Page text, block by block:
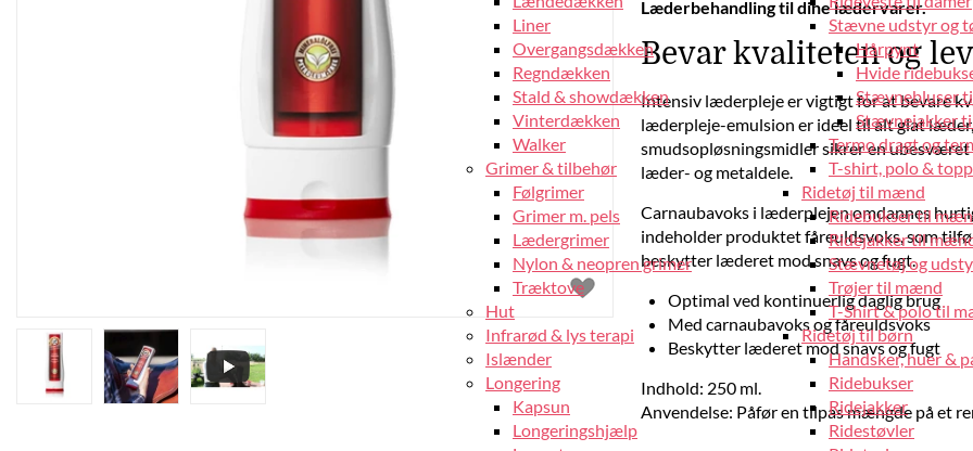
Liner
Overgangsdækken
Regndækken
Stald & showdækken
Vinterdækken
Walker
Grimer & tilbehør
Følgrimer
Grimer m. pels
Lædergrimer
Nylon & neopren grimer
Træktove
Hut
Infrarød & lys terapi
Islænder
Longering
Kapsun
Longeringshjælp
Stævne udstyr og
Hårpynt
Hvide
Stævnebluser
Stævnejakker
Termo dragt og
T-shirt, polo &
Ridetøj til mænd
Ridebukser til
Ridejakker til
Stævnetøj og
Trøjer til mænd
T-Shirt & polo til
Ridetøj til børn
Handsker, huer &
Ridebukser
Ridejakker
Ridestøvler
Læderbehandling til dine lædervarer.
Bevar kvaliteten og
Intensiv læderpleje er vigtigt for at bevare
læderpleje-emulsion er ideel til alt glat
smudsopløsningsmidler sikrer en
læder- og metaldele.
Carnaubavoks i læderplejen omdannes
indeholder produktet fåreuldsvoks, som
beskytter læderet mod snavs og fugt.
Optimal ved kontinuerlig daglig brug
Med carnaubavoks og fåreuldsvoks
Beskytter læderet mod snavs og fugt
Indhold: 250 ml.
Anvendelse: Påfør en tilpas mængde på et